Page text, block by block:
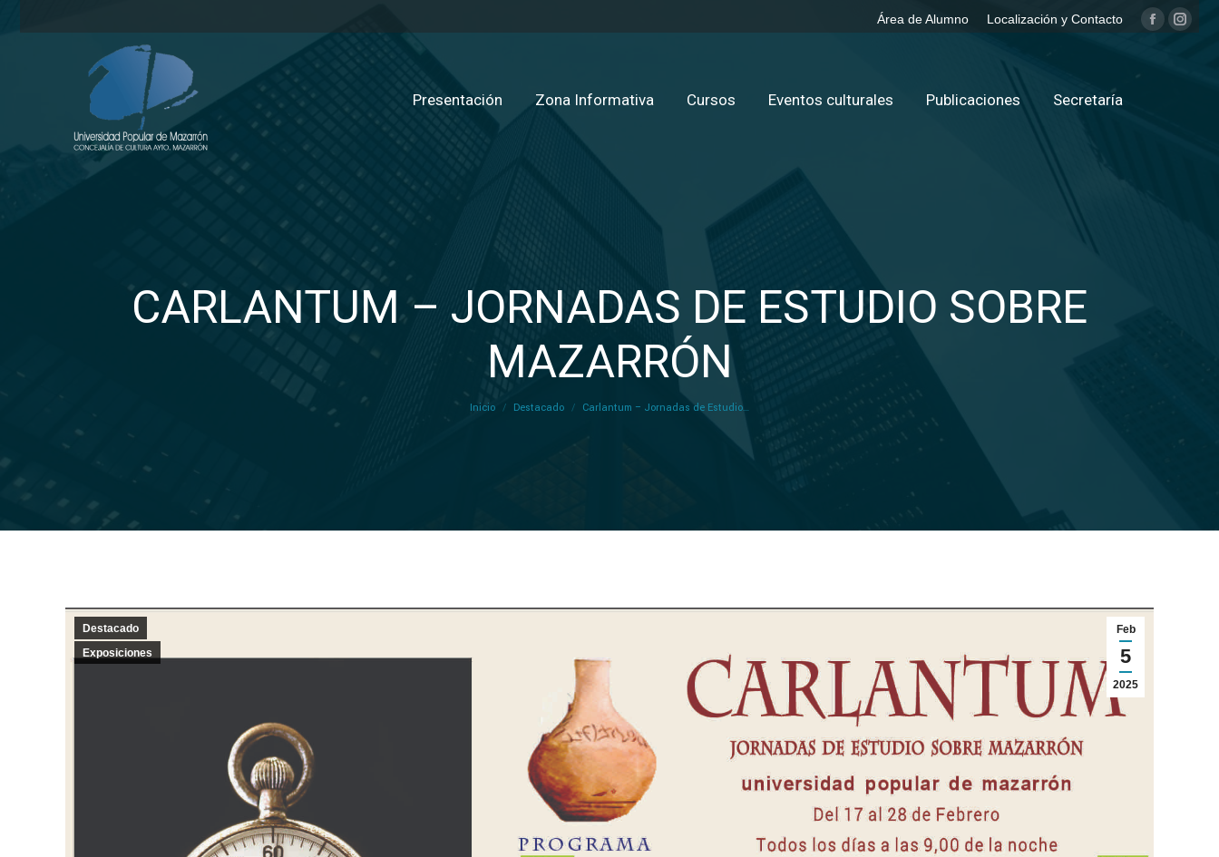
Área de Alumno Localización y Contacto
Facebook
Presentación Zona Informativa Cursos Eventos culturales Publicaciones Secretaría
CARLANTUM – JORNADAS DE ESTUDIO SOBRE
MAZARRÓN
Estás aquí:
Inicio Destacado Carlantum – Jornadas de Estudio…
Feb
5
2025
Destacado
Exposiciones